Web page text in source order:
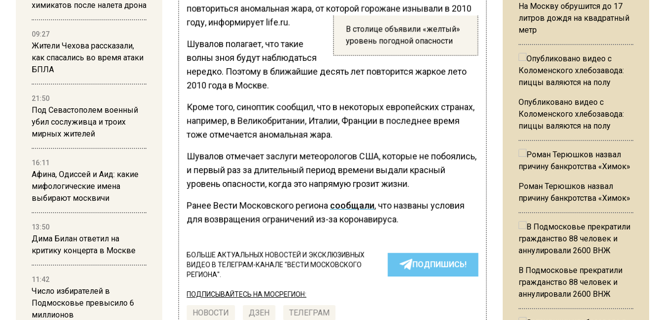
химикатов после налета дрона
09:27
Жители Чехова рассказали,
как спасались во время атаки
БПЛА
21:50
Под Севастополем военный
убил сослуживца и троих
мирных жителей
16:11
Афина, Одиссей и Аид: какие
мифологические имена
выбирают москвичи
13:50
Дима Билан ответил на
критику концерта в Москве
11:42
Число избирателей в
Подмосковье превысило 6
миллионов
повториться аномальная жара, от которой горожане изнывали в 2010
году, информирует life.ru.
В столице объявили «желтый»
уровень погодной опасности
Шувалов полагает, что такие
волны зноя будут наблюдаться
нередко. Поэтому в ближайшие десять лет повторится жаркое лето
2010 года в Москве.
Кроме того, синоптик сообщил, что в некоторых европейских странах,
например, в Великобритании, Италии, Франции в последнее время
тоже отмечается аномальная жара.
Шувалов отмечает заслуги метеорологов США, которые не побоялись,
и первый раз за длительный период времени выдали красный
уровень опасности, когда это напрямую грозит жизни.
Ранее Вести Московского региона сообщали, что названы условия
для возвращения ограничений из-за коронавируса.
БОЛЬШЕ АКТУАЛЬНЫХ НОВОСТЕЙ И ЭКСКЛЮЗИВНЫХ
ВИДЕО В ТЕЛЕГРАМ-КАНАЛЕ "ВЕСТИ МОСКОВСКОГО
РЕГИОНА".
ПОДПИШИСЬ!
ПОДПИСЫВАЙТЕСЬ НА МОСРЕГИОН:
НОВОСТИ ДЗЕН ТЕЛЕГРАМ
На Москву обрушится до 17
литров дождя на квадратный
метр
Опубликовано видео с
Коломенского хлебозавода:
пиццы валяются на полу
Роман Терюшков назвал
причину банкротства «Химок»
В Подмосковье прекратили
гражданство 88 человек и
аннулировали 2600 ВНЖ